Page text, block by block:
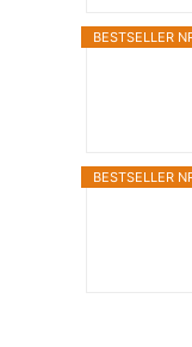
BESTSELLER
BESTSELLER